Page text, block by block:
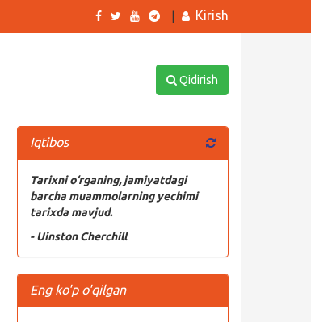
Kirish
Qidirish
Iqtibos
Tarixni o‘rganing, jamiyatdagi
barcha muammolarning yechimi
tarixda mavjud.
- Uinston Cherchill
Eng ko'p o'qilgan